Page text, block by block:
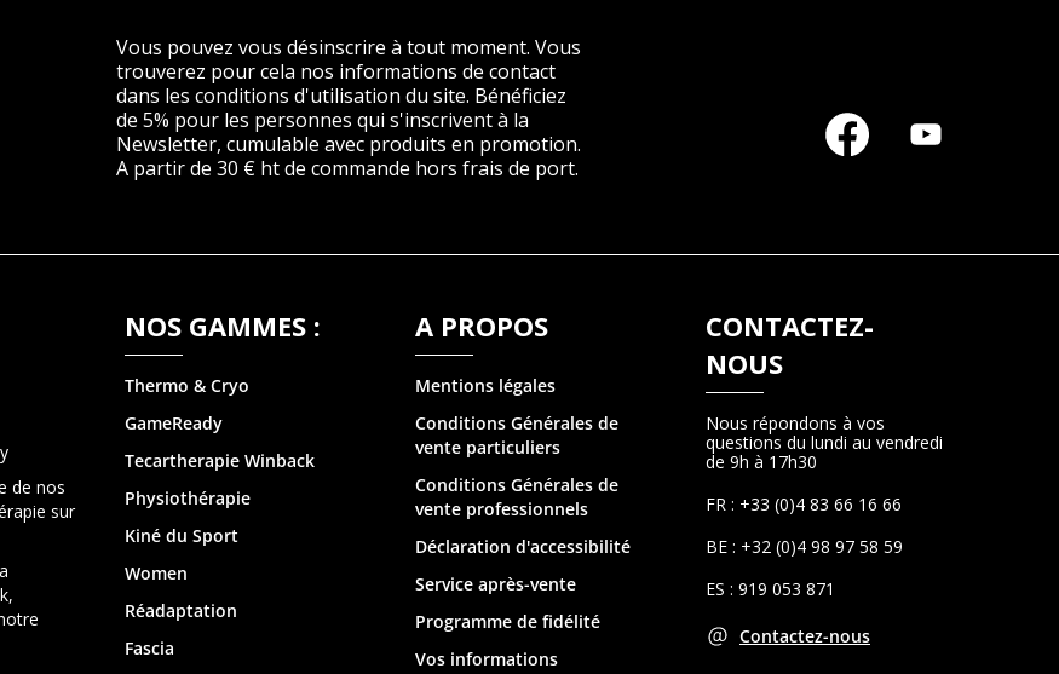
Vous pouvez vous désinscrire à tout moment. Vous
trouverez pour cela nos informations de contact
dans les conditions d'utilisation du site. Bénéficiez
de 5% pour les personnes qui s'inscrivent à la
Newsletter, cumulable avec produits en promotion.
A partir de 30 € ht de commande hors frais de port.
de nos
sur
NOS GAMMES :
Thermo & Cryo
GameReady
Tecartherapie Winback
Physiothérapie
Kiné du Sport
Women
Réadaptation
Fascia
A PROPOS
Mentions légales
Conditions Générales de
vente particuliers
Conditions Générales de
vente professionnels
Déclaration d'accessibilité
Service après-vente
Programme de fidélité
Vos informations
CONTACTEZ-
NOUS
Nous répondons à vos
questions du lundi au vendredi
de 9h à 17h30
FR : +33 (0)4 83 66 16 66
BE : +32 (0)4 98 97 58 59
ES : 919 053 871
Contactez-nous